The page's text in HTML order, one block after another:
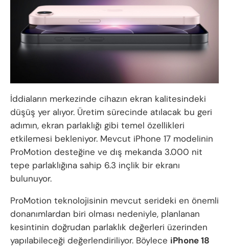
İddiaların merkezinde cihazın ekran kalitesindeki
düşüş yer alıyor. Üretim sürecinde atılacak bu geri
adımın, ekran parlaklığı gibi temel özellikleri
etkilemesi bekleniyor. Mevcut iPhone 17 modelinin
ProMotion desteğine ve dış mekanda 3.000 nit
tepe parlaklığına sahip 6.3 inçlik bir ekranı
bulunuyor.
ProMotion teknolojisinin mevcut serideki en önemli
donanımlardan biri olması nedeniyle, planlanan
kesintinin doğrudan parlaklık değerleri üzerinden
yapılabileceği değerlendiriliyor. Böylece iPhone 18